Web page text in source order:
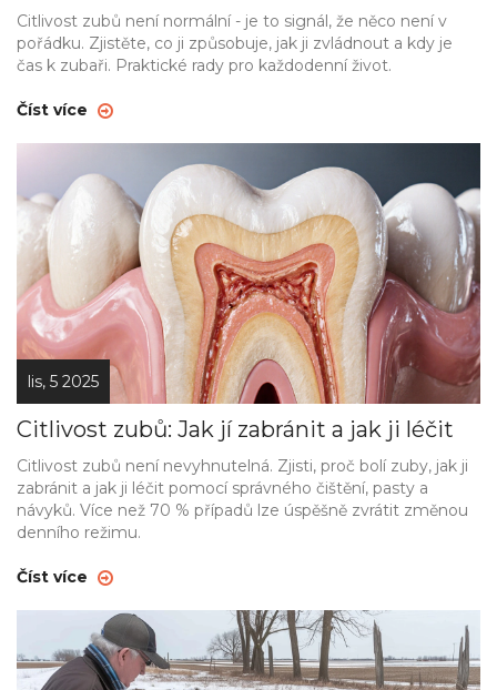
Citlivost zubů není normální - je to signál, že něco není v
pořádku. Zjistěte, co ji způsobuje, jak ji zvládnout a kdy je
čas k zubaři. Praktické rady pro každodenní život.
Číst více
lis, 5 2025
Citlivost zubů: Jak jí zabránit a jak ji léčit
Citlivost zubů není nevyhnutelná. Zjisti, proč bolí zuby, jak ji
zabránit a jak ji léčit pomocí správného čištění, pasty a
návyků. Více než 70 % případů lze úspěšně zvrátit změnou
denního režimu.
Číst více